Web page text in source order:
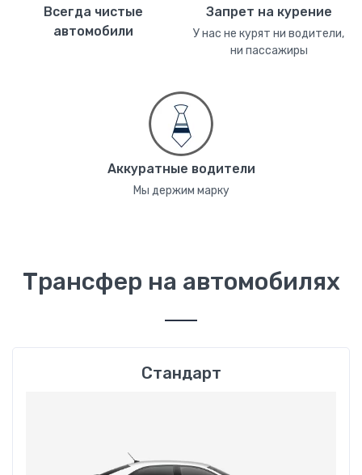
Всегда чистые
автомобили
Запрет на курение
У нас не курят ни водители,
ни пассажиры
Аккуратные водители
Мы держим марку
Трансфер на автомобилях
Стандарт